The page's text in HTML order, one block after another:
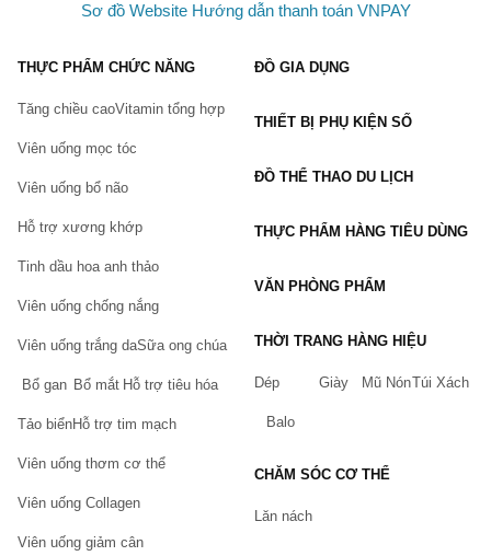
Sơ đồ Website Hướng dẫn thanh toán VNPAY
THỰC PHẨM CHỨC NĂNG
Tăng chiều caoVitamin tổng hợp
Viên uống mọc tóc
Viên uống bổ não
Hỗ trợ xương khớp
Tinh dầu hoa anh thảo
Viên uống chống nắng
Viên uống trắng daSữa ong chúa
Bổ gan Bổ mắt Hỗ trợ tiêu hóa
Tảo biểnHỗ trợ tim mạch
Viên uống thơm cơ thể
Viên uống Collagen
Viên uống giảm cân
ĐỒ GIA DỤNG
THIẾT BỊ PHỤ KIỆN SỐ
ĐỒ THỂ THAO DU LỊCH
THỰC PHẨM HÀNG TIÊU DÙNG
VĂN PHÒNG PHẨM
THỜI TRANG HÀNG HIỆU
Dép Giày Mũ NónTúi Xách
Balo
CHĂM SÓC CƠ THỂ
Lăn nách